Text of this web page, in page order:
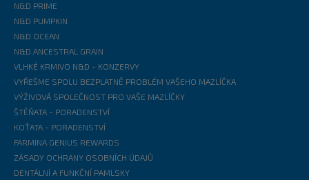
N&D PRIME
N&D PUMPKIN
N&D OCEAN
N&D ANCESTRAL GRAIN
VLHKÉ KRMIVO N&D - KONZERVY
VYŘEŠME SPOLU BEZPLATNĚ PROBLÉM VAŠEHO MAZLÍČKA
VÝŽIVOVÁ SPOLEČNOST PRO VAŠE MAZLÍČKY
ŠTĚŇATA - PORADENSTVÍ
KOŤATA - PORADENSTVÍ
FARMINA GENIUS REWARDS
ZÁSADY OCHRANY OSOBNÍCH ÚDAJŮ
DENTÁLNÍ A FUNKČNÍ PAMLSKY